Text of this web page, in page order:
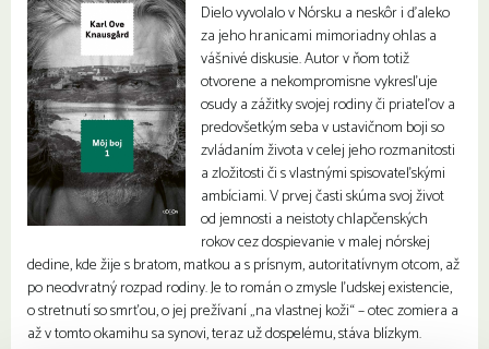
Dielo vyvolalo v Nórsku a neskôr i ďaleko
za jeho hranicami mimoriadny ohlas a
vášnivé diskusie. Autor v ňom totiž
otvorene a nekompromisne vykresľuje
osudy a zážitky svojej rodiny či priateľov a
predovšetkým seba v ustavičnom boji so
zvládaním života v celej jeho rozmanitosti
a zložitosti či s vlastnými spisovateľskými
ambíciami. V prvej časti skúma svoj život
od jemnosti a neistoty chlapčenských
rokov cez dospievanie v malej nórskej
dedine, kde žije s bratom, matkou a s prísnym, autoritatívnym otcom, až
po neodvratný rozpad rodiny. Je to román o zmysle ľudskej existencie,
o stretnutí so smrťou, o jej prežívaní „na vlastnej koži“ – otec zomiera a
až v tomto okamihu sa synovi, teraz už dospelému, stáva blízkym.